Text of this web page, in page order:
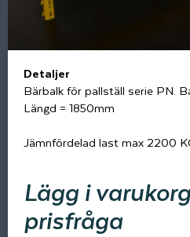
Detaljer
Bärbalk för pallställ serie PN.
Längd = 1850mm
Jämnfördelad last max 2200
Lägg i
prisfråga